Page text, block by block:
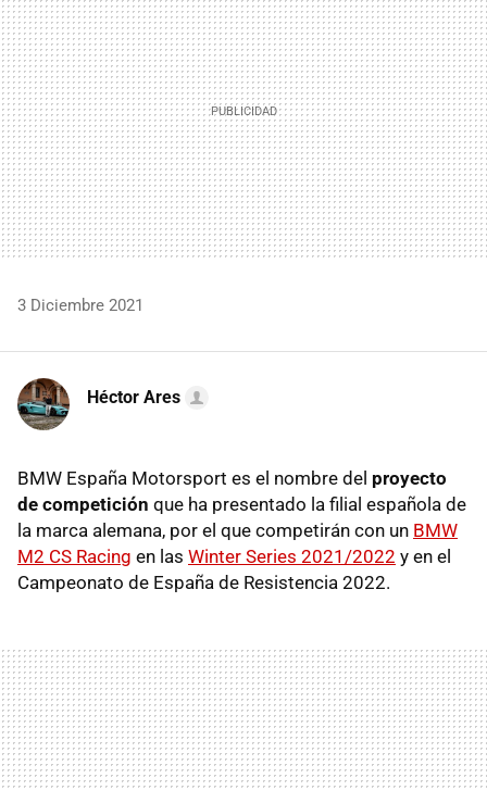
3 Diciembre 2021
Héctor Ares
BMW España Motorsport es el nombre del proyecto
de competición que ha presentado la filial española de
la marca alemana, por el que competirán con un BMW
M2 CS Racing en las Winter Series 2021/2022 y en el
Campeonato de España de Resistencia 2022.